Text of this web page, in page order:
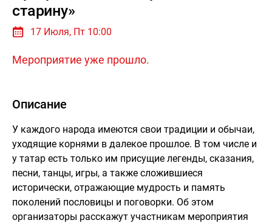
старину»
17 Июля, Пт 10:00
Мероприятие уже прошло.
Описание
У каждого народа имеются свои традиции и обычаи,
уходящие корнями в далекое прошлое. В том числе и
у татар есть только им присущие легенды, сказания,
песни, танцы, игры, а также сложившиеся
исторически, отражающие мудрость и память
поколений пословицы и поговорки. Об этом
организаторы расскажут участникам мероприятия